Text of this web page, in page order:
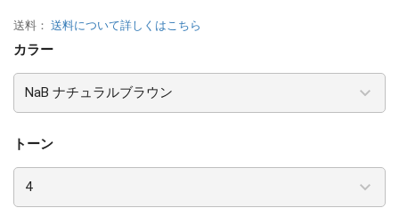
送料： 送料について詳しくはこちら
カラー
トーン